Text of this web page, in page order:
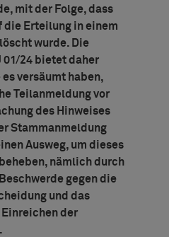
mit der Folge, dass
die Erteilung in einem
wurde. Die
01/24 bietet daher
versäumt haben,
Teilanmeldung vor
des Hinweises
Stammanmeldung
Ausweg, um dieses
nämlich durch
gegen die
und das
der